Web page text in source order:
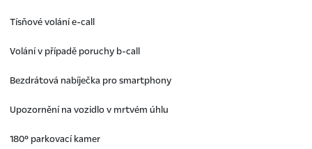
Tísňové volání e-call
Volání v případě poruchy b-call
Bezdrátová nabíječka pro smartphony
Upozornění na vozidlo v mrtvém úhlu
180° parkovací kamer